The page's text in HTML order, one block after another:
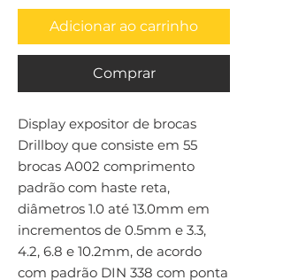
Adicionar ao carrinho
Comprar
Display expositor de brocas
Drillboy que consiste em 55
brocas A002 comprimento
padrão com haste reta,
diâmetros 1.0 até 13.0mm em
incrementos de 0.5mm e 3.3,
4.2, 6.8 e 10.2mm, de acordo
com padrão DIN 338 com ponta